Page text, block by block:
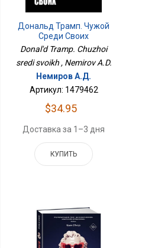
Дональд Трамп. Чужой
Среди Своих
Donal'd Tramp. Chuzhoi
sredi svoikh , Nemirov A.D.
Немиров А.Д.
Артикул: 1479462
$34.95
Доставка за 1–3 дня
КУПИТЬ